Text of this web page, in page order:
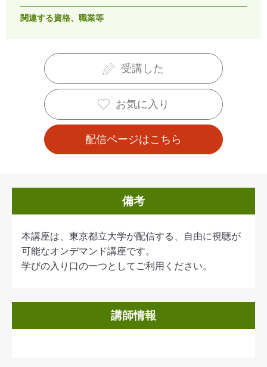
関連する資格、職業等
受講した
お気に入り
配信ページはこちら
備考
本講座は、東京都立大学が配信する、自由に視聴が
可能なオンデマンド講座です。
学びの入り口の一つとしてご利用ください。
講師情報